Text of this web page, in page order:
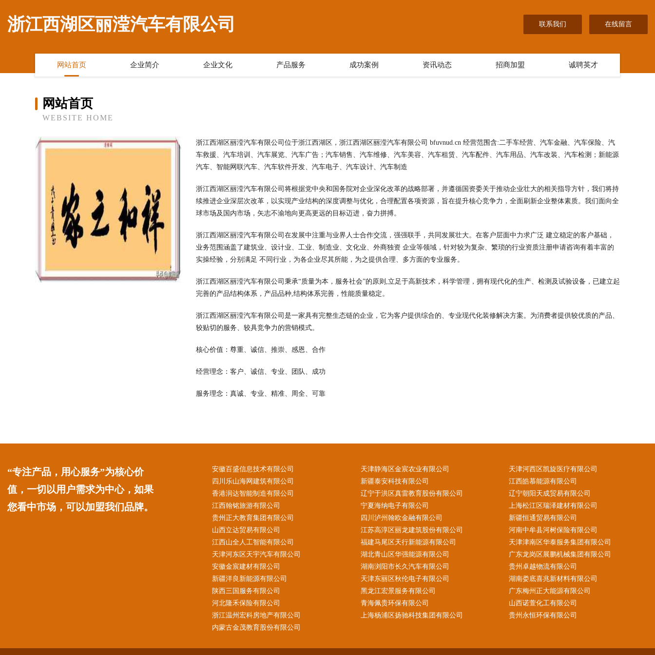
浙江西湖区丽滢汽车有限公司 联系我们 在线留言
网站首页 企业简介 企业文化 产品服务 成功案例 资讯动态 招商加盟 诚聘英才
网站首页
WEBSITE HOME
浙江西湖区丽滢汽车有限公司位于浙江西湖区，浙江西湖区丽滢汽车有限公司 bfuvnud.cn 经营范围含:二手车经营、汽车金融、汽车保险、汽
车救援、汽车培训、汽车展览、汽车广告；汽车销售、汽车维修、汽车美容、汽车租赁、汽车配件、汽车用品、汽车改装、汽车检测；新能源
汽车、智能网联汽车、汽车软件开发、汽车电子、汽车设计、汽车制造
浙江西湖区丽滢汽车有限公司将根据党中央和国务院对企业深化改革的战略部署，并遵循国资委关于推动企业壮大的相关指导方针，我们将持
续推进企业深层次改革，以实现产业结构的深度调整与优化，合理配置各项资源，旨在提升核心竞争力，全面刷新企业整体素质。我们面向全
球市场及国内市场，矢志不渝地向更高更远的目标迈进，奋力拼搏。
浙江西湖区丽滢汽车有限公司在发展中注重与业界人士合作交流，强强联手，共同发展壮大。在客户层面中力求广泛 建立稳定的客户基础，
业务范围涵盖了建筑业、设计业、工业、制造业、文化业、外商独资 企业等领域，针对较为复杂、繁琐的行业资质注册申请咨询有着丰富的
实操经验，分别满足 不同行业，为各企业尽其所能，为之提供合理、多方面的专业服务。
浙江西湖区丽滢汽车有限公司秉承“质量为本，服务社会”的原则,立足于高新技术，科学管理，拥有现代化的生产、检测及试验设备，已建立起
完善的产品结构体系，产品品种,结构体系完善，性能质量稳定。
浙江西湖区丽滢汽车有限公司是一家具有完整生态链的企业，它为客户提供综合的、专业现代化装修解决方案。为消费者提供较优质的产品、
较贴切的服务、较具竞争力的营销模式。
核心价值：尊重、诚信、推崇、感恩、合作
经营理念：客户、诚信、专业、团队、成功
服务理念：真诚、专业、精准、周全、可靠
“专注产品，用心服务”为核心价
值，一切以用户需求为中心，如果
您看中市场，可以加盟我们品牌。
安徽百盛信息技术有限公司 天津静海区金宸农业有限公司
天津河西区凯旋医疗有限公司
四川乐山海网建筑有限公司
新疆泰安科技有限公司
江西皓慕能源有限公司
香港润达智能制造有限公司
辽宁于洪区真雷教育股份有限公司
辽宁朝阳天成贸易有限公司
江西翰铭旅游有限公司
宁夏海纳电子有限公司
上海松江区瑞泽建材有限公司
贵州正大教育集团有限公司
四川泸州翰欧金融有限公司
新疆恒通贸易有限公司
山西立达贸易有限公司
江苏高淳区丽龙建筑股份有限公司
河南中牟县河树保险有限公司
江西山全人工智能有限公司
福建马尾区天行新能源有限公司
天津津南区华泰服务集团有限公司
天津河东区天宇汽车有限公司
湖北青山区华强能源有限公司
广东龙岗区展鹏机械集团有限公司
安徽金宸建材有限公司
湖南浏阳市长久汽车有限公司
贵州卓越物流有限公司
新疆洋良新能源有限公司
天津东丽区秋伦电子有限公司
湖南娄底喜兆新材料有限公司
陕西三国服务有限公司
黑龙江宏景服务有限公司
广东梅州正大能源有限公司
河北隆禾保险有限公司
青海佩贵环保有限公司
山西诺萱化工有限公司
浙江温州宏科房地产有限公司
上海杨浦区扬驰科技集团有限公司
贵州永恒环保有限公司
内蒙古金茂教育股份有限公司